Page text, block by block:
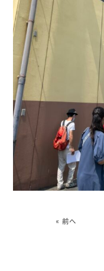
« 前へ